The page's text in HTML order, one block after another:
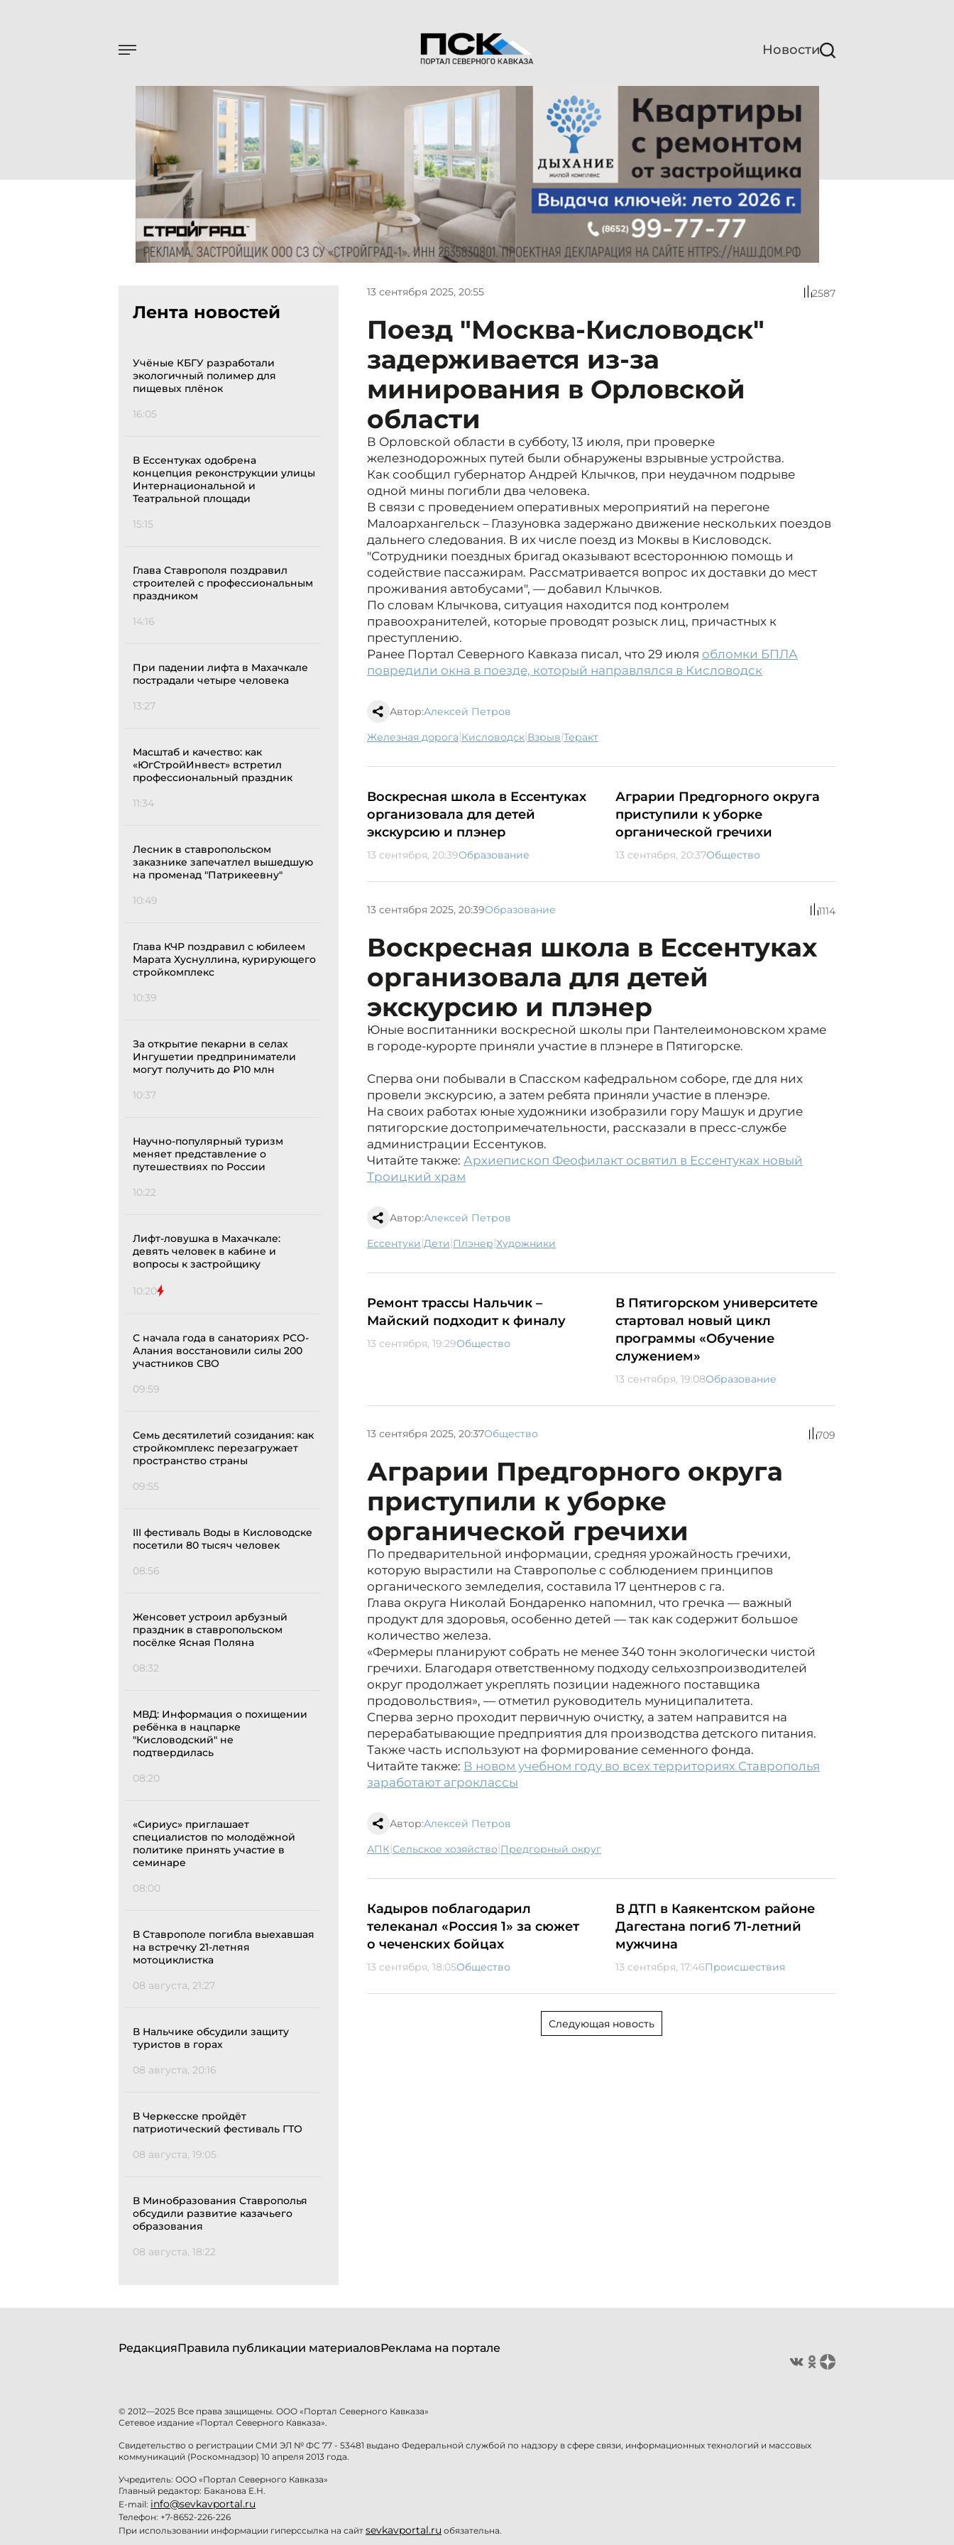
Новости
Лента новостей
Учёные КБГУ разработали
экологичный полимер для
пищевых плёнок
16:05
В Ессентуках одобрена
концепция реконструкции улицы
Интернациональной и
Театральной площади
15:15
Глава Ставрополя поздравил
строителей с профессиональным
праздником
14:16
При падении лифта в Махачкале
пострадали четыре человека
13:27
Масштаб и качество: как
«ЮгСтройИнвест» встретил
профессиональный праздник
11:34
Лесник в ставропольском
заказнике запечатлел вышедшую
на променад "Патрикеевну"
10:49
Глава КЧР поздравил с юбилеем
Марата Хуснуллина, курирующего
стройкомплекс
10:39
За открытие пекарни в селах
Ингушетии предприниматели
могут получить до ₽10 млн
10:37
Научно-популярный туризм
меняет представление о
путешествиях по России
10:22
Лифт-ловушка в Махачкале:
девять человек в кабине и
вопросы к застройщику
10:20
С начала года в санаториях РСО-
Алания восстановили силы 200
участников СВО
09:59
Семь десятилетий созидания: как
стройкомплекс перезагружает
пространство страны
09:55
III фестиваль Воды в Кисловодске
посетили 80 тысяч человек
08:56
Женсовет устроил арбузный
праздник в ставропольском
посёлке Ясная Поляна
08:32
МВД: Информация о похищении
ребёнка в нацпарке
"Кисловодский" не
подтвердилась
08:20
«Сириус» приглашает
специалистов по молодёжной
политике принять участие в
семинаре
08:00
В Ставрополе погибла выехавшая
на встречку 21-летняя
мотоциклистка
08 августа, 21:27
В Нальчике обсудили защиту
туристов в горах
08 августа, 20:16
В Черкесске пройдёт
патриотический фестиваль ГТО
08 августа, 19:05
В Минобразования Ставрополья
обсудили развитие казачьего
образования
08 августа, 18:22
13 сентября 2025, 20:55 2587
Поезд "Москва-Кисловодск"
задерживается из-за
минирования в Орловской
области
В Орловской области в субботу, 13 июля, при проверке
железнодорожных путей были обнаружены взрывные устройства.
Как сообщил губернатор Андрей Клычков, при неудачном подрыве
одной мины погибли два человека.
В связи с проведением оперативных мероприятий на перегоне
Малоархангельск – Глазуновка задержано движение нескольких поездов
дальнего следования. В их числе поезд из Моквы в Кисловодск.
"Сотрудники поездных бригад оказывают всестороннюю помощь и
содействие пассажирам. Рассматривается вопрос их доставки до мест
проживания автобусами", — добавил Клычков.
По словам Клычкова, ситуация находится под контролем
правоохранителей, которые проводят розыск лиц, причастных к
преступлению.
Ранее Портал Северного Кавказа писал, что 29 июля обломки БПЛА
повредили окна в поезде, который направлялся в Кисловодск
Автор:Алексей Петров
железная дорога| Кисловодск| взрыв| теракт
Воскресная школа в Ессентуках
организовала для детей
экскурсию и плэнер
13 сентября, 20:39Образование
Аграрии Предгорного округа
приступили к уборке
органической гречихи
13 сентября, 20:37Общество
13 сентября 2025, 20:39Образование 1114
Воскресная школа в Ессентуках
организовала для детей
экскурсию и плэнер
Юные воспитанники воскресной школы при Пантелеимоновском храме
в городе-курорте приняли участие в плэнере в Пятигорске.
Сперва они побывали в Спасском кафедральном соборе, где для них
провели экскурсию, а затем ребята приняли участие в пленэре.
На своих работах юные художники изобразили гору Машук и другие
пятигорские достопримечательности, рассказали в пресс-службе
администрации Ессентуков.
Читайте также: Архиепископ Феофилакт освятил в Ессентуках новый
Троицкий храм
Автор:Алексей Петров
Ессентуки| дети| плэнер| художники
Ремонт трассы Нальчик –
Майский подходит к финалу
13 сентября, 19:29Общество
В Пятигорском университете
стартовал новый цикл
программы «Обучение
служением»
13 сентября, 19:08Образование
13 сентября 2025, 20:37Общество 709
Аграрии Предгорного округа
приступили к уборке
органической гречихи
По предварительной информации, средняя урожайность гречихи,
которую вырастили на Ставрополье с соблюдением принципов
органического земледелия, составила 17 центнеров с га.
Глава округа Николай Бондаренко напомнил, что гречка — важный
продукт для здоровья, особенно детей — так как содержит большое
количество железа.
«Фермеры планируют собрать не менее 340 тонн экологически чистой
гречихи. Благодаря ответственному подходу сельхозпроизводителей
округ продолжает укреплять позиции надежного поставщика
продовольствия», — отметил руководитель муниципалитета.
Сперва зерно проходит первичную очистку, а затем направится на
перерабатывающие предприятия для производства детского питания.
Также часть используют на формирование семенного фонда.
Читайте также: В новом учебном году во всех территориях Ставрополья
заработают агроклассы
Автор:Алексей Петров
АПК| сельское хозяйство| Предгорный округ
Кадыров поблагодарил
телеканал «Россия 1» за сюжет
о чеченских бойцах
13 сентября, 18:05Общество
В ДТП в Каякентском районе
Дагестана погиб 71-летний
мужчина
13 сентября, 17:46Происшествия
Следующая новость
РедакцияПравила публикации материаловРеклама на портале
© 2012—2025 Все права защищены. ООО «Портал Северного Кавказа»
Сетевое издание «Портал Северного Кавказа».
Свидетельство о регистрации СМИ ЭЛ № ФС 77 - 53481 выдано Федеральной службой по надзору в сфере связи, информационных технологий и массовых
коммуникаций (Роскомнадзор) 10 апреля 2013 года.
Учредитель: ООО «Портал Северного Кавказа»
Главный редактор: Баканова Е.Н.
E-mail: info@sevkavportal.ru
Телефон: +7-8652-226-226
При использовании информации гиперссылка на сайт sevkavportal.ru обязательна.